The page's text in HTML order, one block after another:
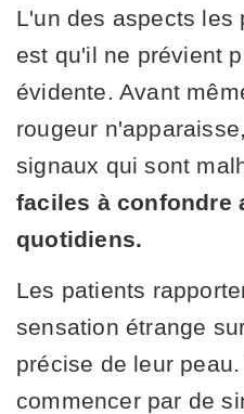
L'un des aspects les
est qu'il ne prévient
évidente. Avant
rougeur
signaux qui sont
faciles à confondre
quotidiens.
Les patients
sensation étrange
précise de leur
commencer par de